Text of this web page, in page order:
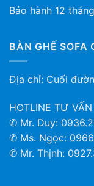
Bảo hành 12 tháng
BÀN GHẾ SOFA
Địa chỉ: Cuối
HOTLINE TƯ
✆ Mr. Duy:
✆ Ms. Ngọc:
✆ Mr. Thịnh: